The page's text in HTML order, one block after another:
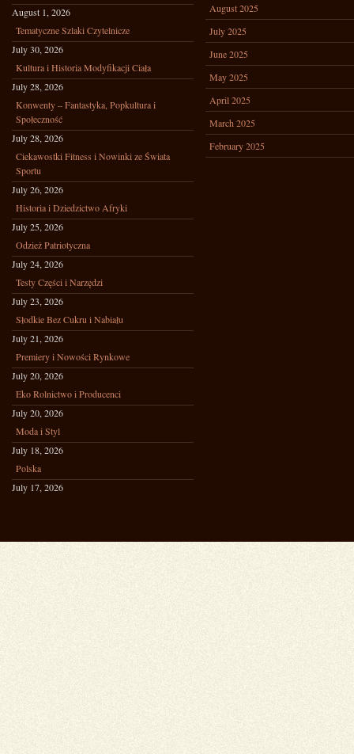
August 1, 2026
Tematyczne Szlaki Czytelnicze
July 30, 2026
Kultura i Historia Modyfikacji Ciała
July 28, 2026
Konwenty – Fantastyka, Popkultura i
Społeczność
July 28, 2026
Ciekawostki Fitness i Nowinki ze Świata
Sportu
July 26, 2026
Historia i Dziedzictwo Afryki
July 25, 2026
Odzież Patriotyczna
July 24, 2026
Testy Części i Narzędzi
July 23, 2026
Słodkie Bez Cukru i Nabiału
July 21, 2026
Premiery i Nowości Rynkowe
July 20, 2026
Eko Rolnictwo i Producenci
July 20, 2026
Moda i Styl
July 18, 2026
Polska
July 17, 2026
August 2025
July 2025
June 2025
May 2025
April 2025
March 2025
February 2025